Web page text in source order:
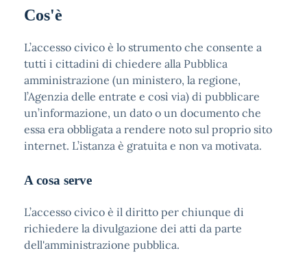
Cos'è
L’accesso civico è lo strumento che consente a
tutti i cittadini di chiedere alla Pubblica
amministrazione (un ministero, la regione,
l’Agenzia delle entrate e così via) di pubblicare
un’informazione, un dato o un documento che
essa era obbligata a rendere noto sul proprio sito
internet. L’istanza è gratuita e non va motivata.
A cosa serve
L’accesso civico è il diritto per chiunque di
richiedere la divulgazione dei atti da parte
dell'amministrazione pubblica.